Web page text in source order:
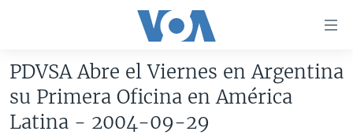
accesibilidad
contenido
AMÉRICA DEL NORTE
PDVSA Abre el Viernes en Argentina
su Primera Oficina en América
Latina - 2004-09-29